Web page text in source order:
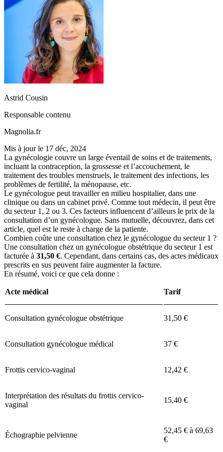
Astrid Cousin
Responsable contenu
Magnolia.fr
Mis à jour le 17 déc, 2024
La gynécologie couvre un large éventail de soins et de traitements,
incluant la contraception, la grossesse et l’accouchement, le
traitement des troubles menstruels, le traitement des infections, les
problèmes de fertilité, la ménopause, etc.
Le gynécologue peut travailler en milieu hospitalier, dans une
clinique ou dans un cabinet privé. Comme tout médecin, il peut être
du secteur 1, 2 ou 3. Ces facteurs influencent d’ailleurs le prix de la
consultation d’un gynécologue. Sans mutuelle, découvrez, dans cet
article, quel est le reste à charge de la patiente.
Combien coûte une consultation chez le gynécologue du secteur 1 ?
Une consultation chez un gynécologue obstétrique du secteur 1 est
facturée à 31,50 €. Cependant, dans certains cas, des actes médicaux
prescrits en sus peuvent faire augmenter la facture.
En résumé, voici ce que cela donne :
Acte médical Tarif
Consultation gynécologue obstétrique 31,50 €
Consultation gynécologue médical 37 €
Frottis cervico-vaginal 12,42 €
Interprétation des résultats du frottis cervico-
vaginal
15,40 €
Échographie pelvienne
52,45 € à 69,63
€